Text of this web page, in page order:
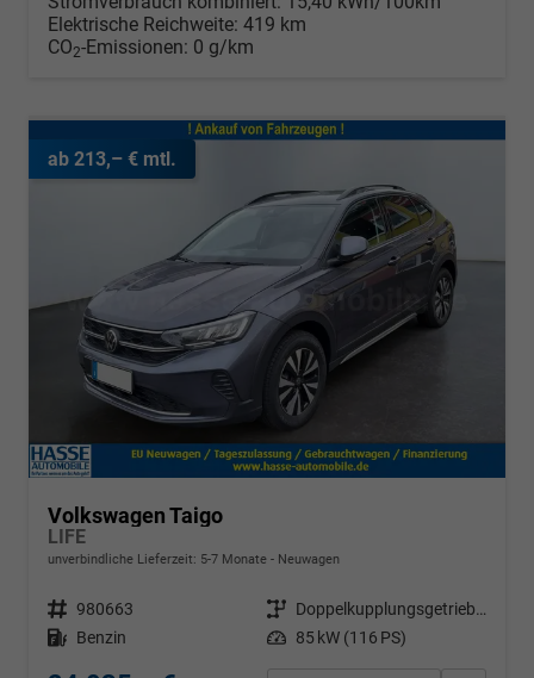
Elektrische Reichweite: 419 km
CO2-Emissionen: 0 g/km
ab 213,– € mtl.
Volkswagen Taigo
LIFE
unverbindliche Lieferzeit: 5-7 Monate Neuwagen
Fahrzeugnr. 980663 Getriebe
Doppelkupplungsgetriebe (DSG)
Kraftstoff Benzin Leistung 85 kW (116 PS)